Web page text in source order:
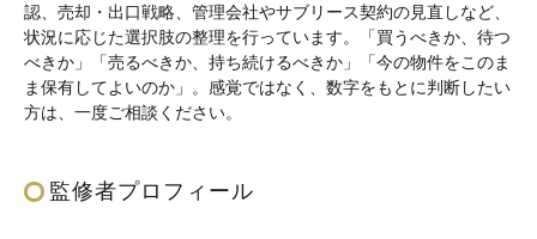
認、売却・出口戦略、管理会社やサブリース契約の見直しなど、
状況に応じた選択肢の整理を行っています。「買うべきか、待つ
べきか」「売るべきか、持ち続けるべきか」「今の物件をこのま
ま保有してよいのか」。感覚ではなく、数字をもとに判断したい
方は、一度ご相談ください。
監修者プロフィール